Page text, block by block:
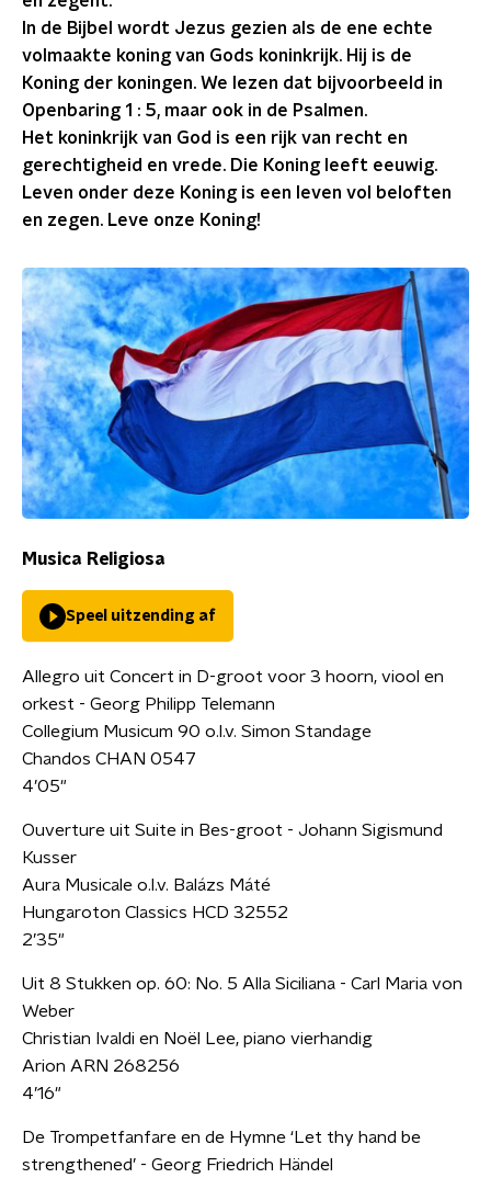
In de Bijbel wordt Jezus gezien als de ene echte
volmaakte koning van Gods koninkrijk. Hij is de
Koning der koningen. We lezen dat bijvoorbeeld in
Openbaring 1 : 5, maar ook in de Psalmen.
Het koninkrijk van God is een rijk van recht en
gerechtigheid en vrede. Die Koning leeft eeuwig.
Leven onder deze Koning is een leven vol beloften
en zegen. Leve onze Koning!
Musica Religiosa
Speel uitzending af
Allegro uit Concert in D-groot voor 3 hoorn, viool en
orkest - Georg Philipp Telemann
Collegium Musicum 90 o.l.v. Simon Standage
Chandos CHAN 0547
4’05"
Ouverture uit Suite in Bes-groot - Johann Sigismund
Kusser
Aura Musicale o.l.v. Balázs Máté
Hungaroton Classics HCD 32552
2’35"
Uit 8 Stukken op. 60: No. 5 Alla Siciliana - Carl Maria von
Weber
Christian Ivaldi en Noël Lee, piano vierhandig
Arion ARN 268256
4’16"
De Trompetfanfare en de Hymne ‘Let thy hand be
strengthened’ - Georg Friedrich Händel